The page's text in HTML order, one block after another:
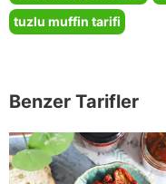
tuzlu muffin tarifi
Benzer Tarifler